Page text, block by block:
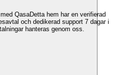
QasaDetta hem har en verifierad
och dedikerad support 7 dagar i
hanteras genom oss.